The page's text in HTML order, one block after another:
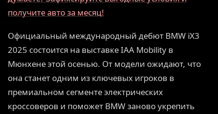
получите авто за месяц!
Официальный международный дебют BMW iX3
2025 состоится на выставке IAA Mobility в
Мюнхене этой осенью. От модели ожидают, что
она станет одним из ключевых игроков в
премиальном сегменте электрических
кроссоверов и поможет BMW заново укрепить